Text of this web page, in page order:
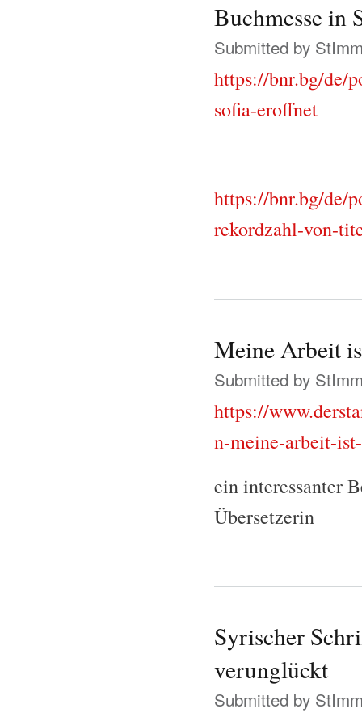
Buchmesse in
Submitted by
https://bnr.bg/de/
sofia-eroffnet
https://bnr.bg/de/
rekordzahl-von-
Meine Arbeit
Submitted by
https://
n-meine-arbeit-
ein interessanter
Übersetzerin
Syrischer
verunglückt
Submitted by